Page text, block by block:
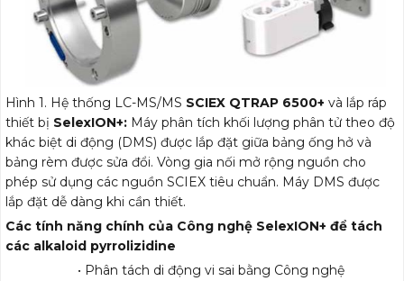
Hình 1. Hệ thống LC-MS/MS SCIEX QTRAP 6500+ và lắp ráp
thiết bị SelexION+: Máy phân tích khối lượng phân tử theo độ
khác biệt di động (DMS) được lắp đặt giữa bảng ống hở và
bảng rèm được sửa đổi. Vòng gia nối mở rộng nguồn cho
phép sử dụng các nguồn SCIEX tiêu chuẩn. Máy DMS được
lắp đặt dễ dàng khi cần thiết.
Các tính năng chính của Công nghệ SelexION+ để tách
các alkaloid pyrrolizidine
• Phân tách di động vi sai bằng Công nghệ